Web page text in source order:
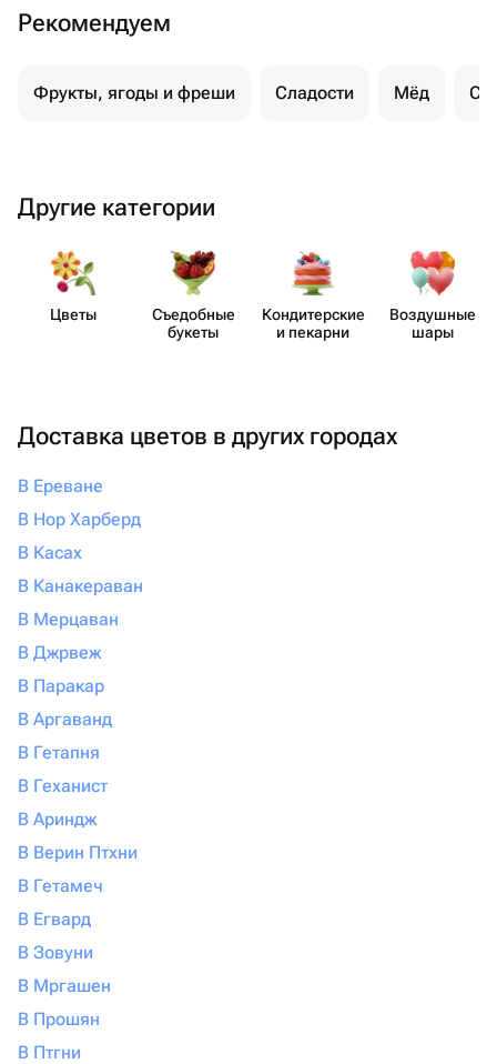
безупречно, смело обращайтесь
Рекомендуем
Фрукты, ягоды и фреши Сладости Мёд
Другие категории
Цветы
Съедобные
букеты
Кондит​ерские
и пекарни
Воздушные
шары
Доставка цветов в других городах
В Ереване
В Нор Харберд
В Касах
В Канакераван
В Мерцаван
В Джрвеж
В Паракар
В Аргаванд
В Гетапня
В Геханист
В Ариндж
В Верин Птхни
В Гетамеч
В Егвард
В Зовуни
В Мргашен
В Прошян
В Птгни